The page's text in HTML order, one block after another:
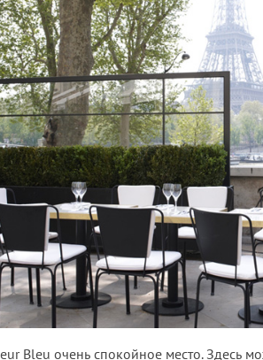
Bleu очень спокойное место. Здесь